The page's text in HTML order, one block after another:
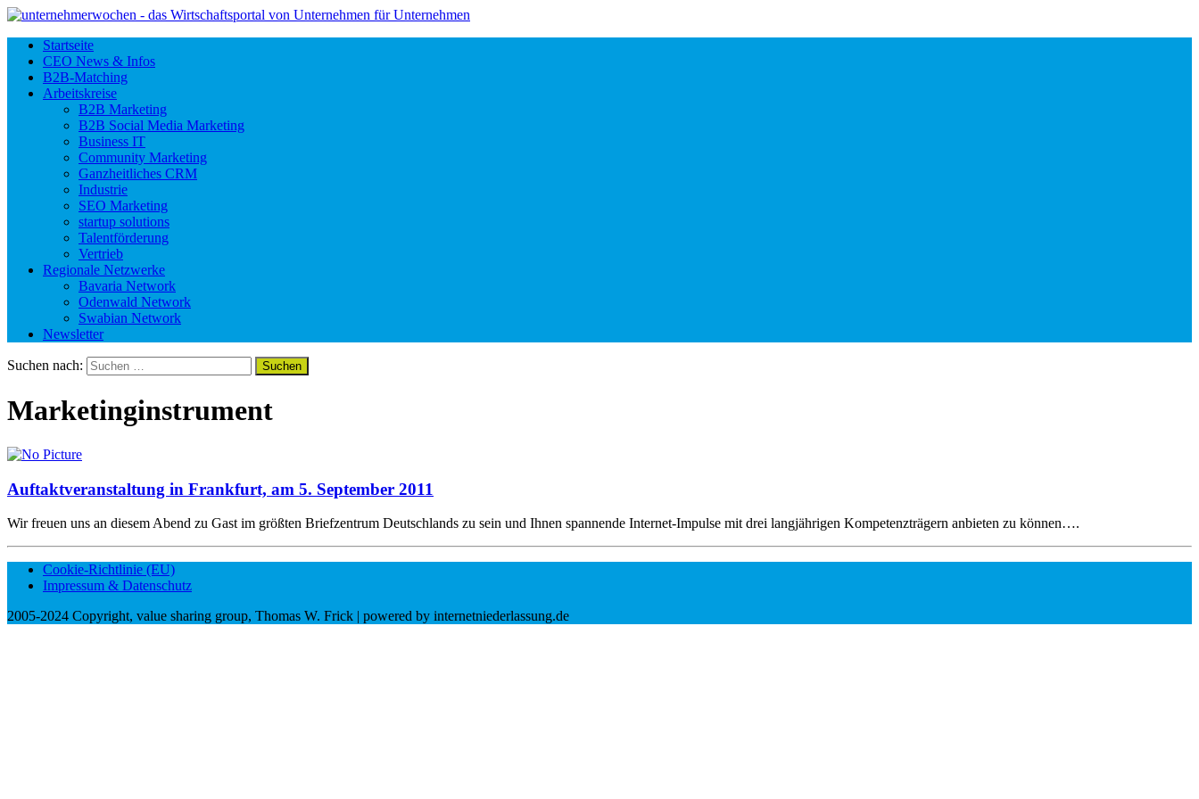
Startseite
CEO News & Infos
B2B-Matching
Arbeitskreise
B2B Marketing
B2B Social Media Marketing
Business IT
Community Marketing
Ganzheitliches CRM
Industrie
SEO Marketing
startup solutions
Talentförderung
Vertrieb
Regionale Netzwerke
Bavaria Network
Odenwald Network
Swabian Network
Newsletter
Suchen nach:
Marketinginstrument
Auftaktveranstaltung in Frankfurt, am 5. September 2011
Wir freuen uns an diesem Abend zu Gast im größten Briefzentrum Deutschlands zu sein und Ihnen spannende Internet-Impulse mit drei langjährigen Kompetenzträgern anbieten zu können….
Cookie-Richtlinie (EU)
Impressum & Datenschutz
2005-2024 Copyright, value sharing group, Thomas W. Frick | powered by internetniederlassung.de